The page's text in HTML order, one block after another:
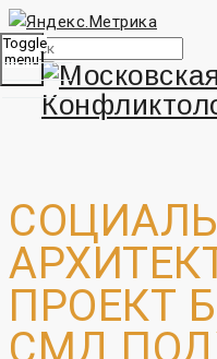
Toggle
menu
ПРОЕКТ
СМД